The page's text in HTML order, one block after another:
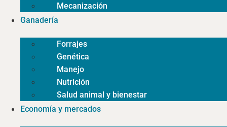
Mecanización
Ganadería
Forrajes
Genética
Manejo
Nutrición
Salud animal y bienestar
Economía y mercados